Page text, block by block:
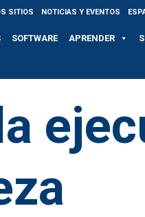
SITIOS NOTICIAS Y EVENTOS
SOFTWARE APRENDER